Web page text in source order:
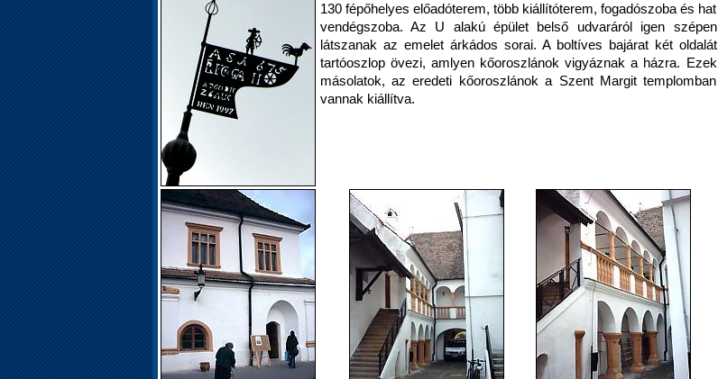
130 fépőhelyes előadóterem, több kiállítóterem, fogadószoba és hat
vendégszoba. Az U alakú épület belső udvaráról igen szépen
látszanak az emelet árkádos sorai. A boltíves bajárat két oldalát
tartóoszlop övezi, amlyen kőoroszlánok vigyáznak a házra. Ezek
másolatok, az eredeti kőoroszlánok a Szent Margit templomban
vannak kiállítva.